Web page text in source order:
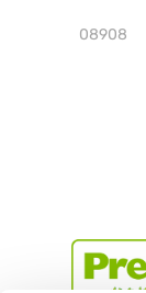
08908